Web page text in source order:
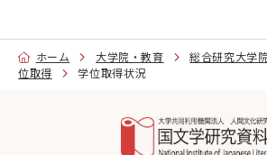
ホーム 大学院・教育 総合研究大学
位取得
学位取得状況